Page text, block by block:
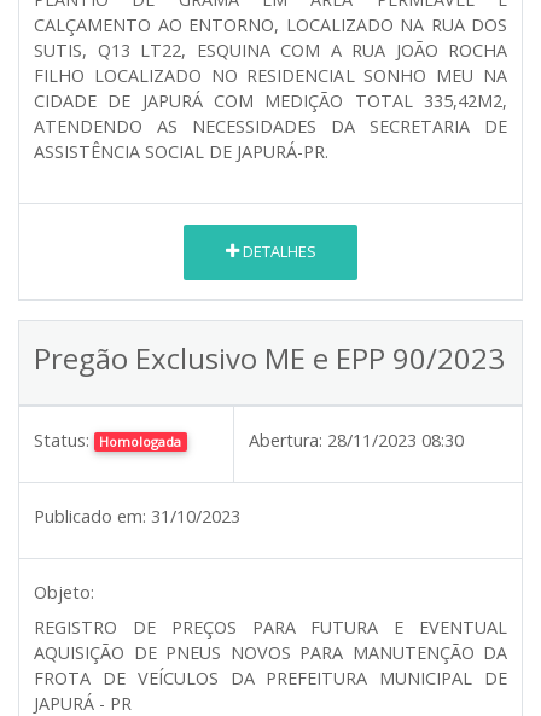
CALÇAMENTO AO ENTORNO, LOCALIZADO NA RUA DOS
SUTIS, Q13 LT22, ESQUINA COM A RUA JOÃO ROCHA
FILHO LOCALIZADO NO RESIDENCIAL SONHO MEU NA
CIDADE DE JAPURÁ COM MEDIÇÃO TOTAL 335,42M2,
ATENDENDO AS NECESSIDADES DA SECRETARIA DE
ASSISTÊNCIA SOCIAL DE JAPURÁ-PR.
DETALHES
Pregão Exclusivo ME e EPP 90/2023
Status: Homologada Abertura: 28/11/2023 08:30
Publicado em: 31/10/2023
Objeto:
REGISTRO DE PREÇOS PARA FUTURA E EVENTUAL
AQUISIÇÃO DE PNEUS NOVOS PARA MANUTENÇÃO DA
FROTA DE VEÍCULOS DA PREFEITURA MUNICIPAL DE
JAPURÁ - PR